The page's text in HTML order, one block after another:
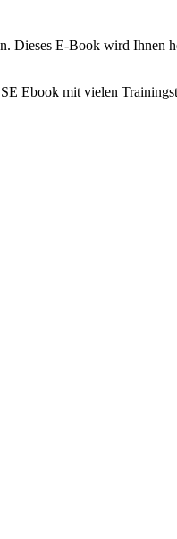
Dieses E-Book wird
Ebook mit vielen